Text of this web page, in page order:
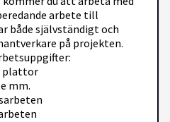
arbete till
både självständigt och
på projekten.
plattor
mm.